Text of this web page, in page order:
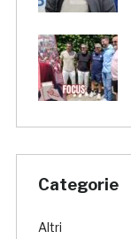
Categorie
Altri